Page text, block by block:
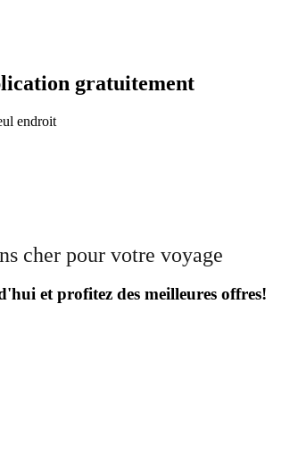
gratuitement
endroit
cher pour votre voyage
et profitez des meilleures offres!